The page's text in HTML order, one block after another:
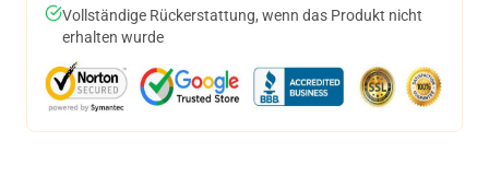
Vollständige Rückerstattung, wenn das Produkt nicht
erhalten wurde